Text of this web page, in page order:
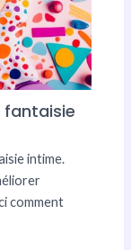
fantaisie
intime.
comment